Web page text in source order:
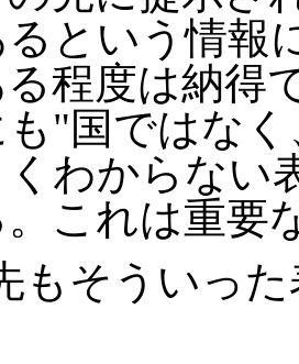
という情報
る程度は納得
国ではな
わからない
これは重要
もそういっ